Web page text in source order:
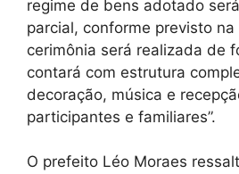
regime de bens adotado
parcial, conforme previsto na
cerimônia será realizada de
contará com estrutura
decoração, música e
participantes e familiares”.
O prefeito Léo Moraes